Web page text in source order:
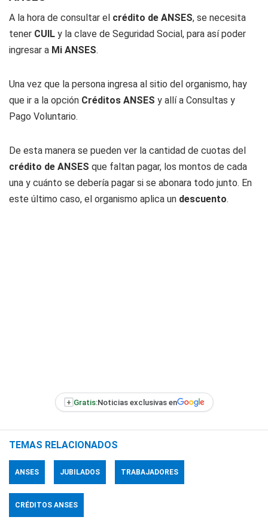
A la hora de consultar el crédito de ANSES, se necesita
tener CUIL y la clave de Seguridad Social, para así poder
ingresar a Mi ANSES.
Una vez que la persona ingresa al sitio del organismo, hay
que ir a la opción Créditos ANSES y allí a Consultas y
Pago Voluntario.
De esta manera se pueden ver la cantidad de cuotas del
crédito de ANSES que faltan pagar, los montos de cada
una y cuánto se debería pagar si se abonara todo junto. En
este último caso, el organismo aplica un descuento.
+ Gratis:Noticias exclusivas en
TEMAS RELACIONADOS
ANSES JUBILADOS TRABAJADORES
CRÉDITOS ANSES